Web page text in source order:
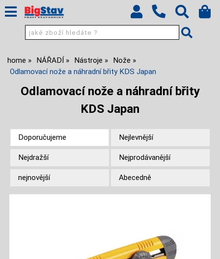
home NÁŘADÍ Nástroje
Nože
Odlamovací nože a náhradní břity KDS Japan
Odlamovací nože a náhradní břity
KDS Japan
Doporučujeme Nejlevnější
Nejdražší Nejprodávanější
nejnovější Abecedně